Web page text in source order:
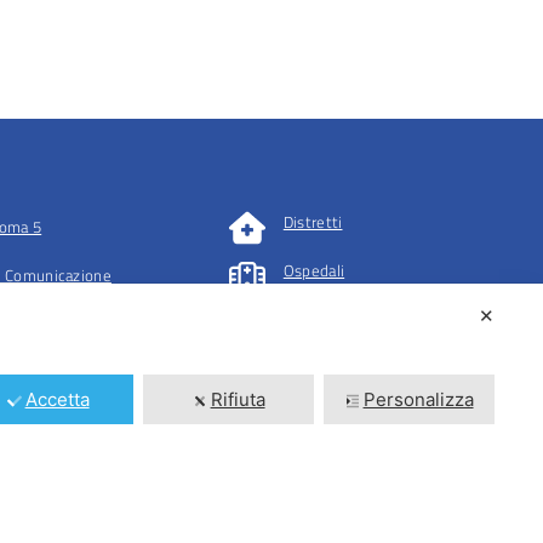
5
Comunicazione
Distretti
Ospedali
✕
Accetta Rifiuta Personalizza